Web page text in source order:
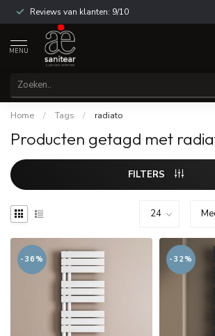
Reviews van klanten: 9/10
MENU
Home / Tags / radiato
Producten getagd met
FILTERS
-36% -32%